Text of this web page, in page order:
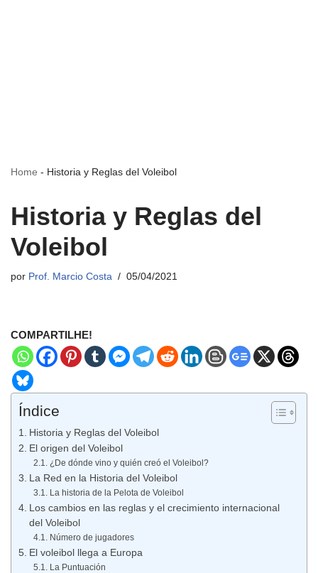
Home - Historia y Reglas del Voleibol
Historia y Reglas del
Voleibol
por Prof. Marcio Costa 05/04/2021
COMPARTILHE!
Índice
Historia y Reglas del Voleibol
El origen del Voleibol
¿De dónde vino y quién creó el Voleibol?
La Red en la Historia del Voleibol
La historia de la Pelota de Voleibol
Los cambios en las reglas y el crecimiento internacional
del Voleibol
Número de jugadores
El voleibol llega a Europa
La Puntuación